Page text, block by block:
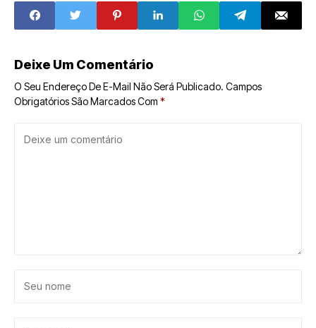
emergência
feriadão
Deixe Um Comentário
O Seu Endereço De E-Mail Não Será Publicado. Campos
Obrigatórios São Marcados Com *